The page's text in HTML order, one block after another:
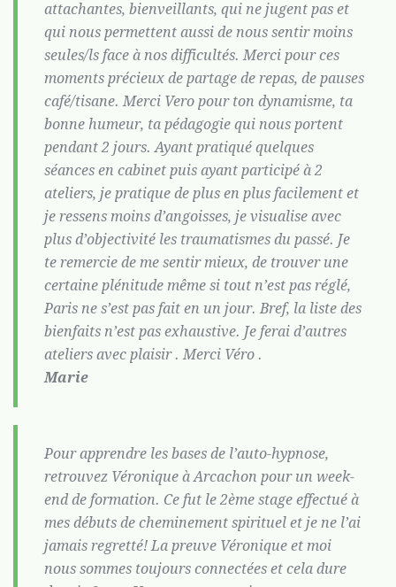
attachantes, bienveillants, qui ne jugent pas et
qui nous permettent aussi de nous sentir moins
seules/ls face à nos difficultés. Merci pour ces
moments précieux de partage de repas, de pauses
café/tisane. Merci Vero pour ton dynamisme, ta
bonne humeur, ta pédagogie qui nous portent
pendant 2 jours. Ayant pratiqué quelques
séances en cabinet puis ayant participé à 2
ateliers, je pratique de plus en plus facilement et
je ressens moins d’angoisses, je visualise avec
plus d’objectivité les traumatismes du passé. Je
te remercie de me sentir mieux, de trouver une
certaine plénitude même si tout n’est pas réglé,
Paris ne s’est pas fait en un jour. Bref, la liste des
bienfaits n’est pas exhaustive. Je ferai d’autres
ateliers avec plaisir . Merci Véro .
Marie
Pour apprendre les bases de l’auto-hypnose,
retrouvez Véronique à Arcachon pour un week-
end de formation. Ce fut le 2ème stage effectué à
mes débuts de cheminement spirituel et je ne l’ai
jamais regretté! La preuve Véronique et moi
nous sommes toujours connectées et cela dure